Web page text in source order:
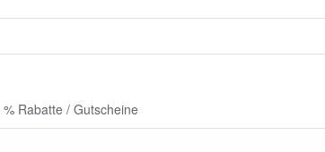
% Rabatte / Gutscheine